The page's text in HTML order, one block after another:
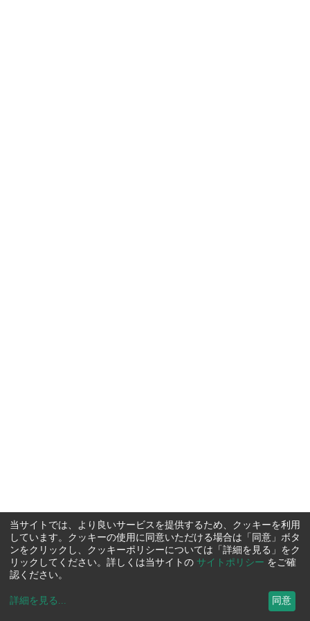
当サイトでは、より良いサービスを提供するため、クッキーを利用
しています。クッキーの使用に同意いただける場合は「同意」ボタ
ンをクリックし、クッキーポリシーについては「詳細を見る」をク
リックしてください。詳しくは当サイトの サイトポリシー をご確
認ください。
詳細を見る ... 同意